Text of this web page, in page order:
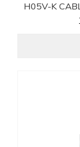
H05V-K